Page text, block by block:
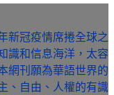
新冠疫情席捲全球之
識和信息海洋，太容
網刊願為華語世界的
、自由、人權的有識